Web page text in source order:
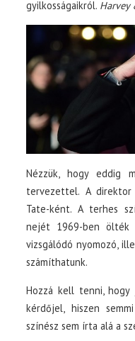
gyilkosságaikról. Harvey
Nézzük, hogy eddig
tervezettel. A direktor
Tate-ként. A terhes
nejét 1969-ben ölték
vizsgálódó nyomozó,
számíthatunk.
Hozzá kell tenni,
kérdőjel, hiszen
színész sem írta alá a